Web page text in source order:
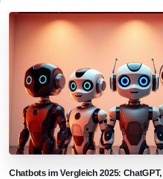
Chatbots im Vergleich 2025: ChatGPT,